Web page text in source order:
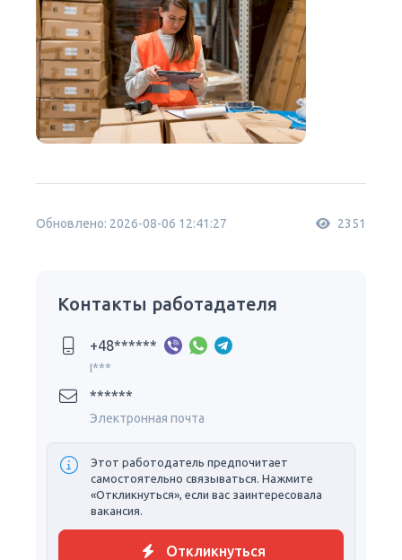
Обновлено: 2026-08-06 12:41:27 2351
Контакты работадателя
+48******
I***
******
Электронная почта
Этот работодатель предпочитает
самостоятельно связываться. Нажмите
«Откликнуться», если вас заинтересовала
вакансия.
Откликнуться